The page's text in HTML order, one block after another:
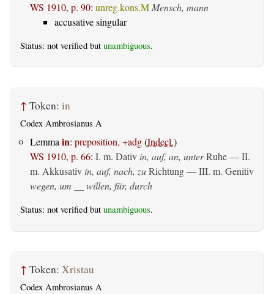
WS 1910, p. 90: unreg.kons.M Mensch, mann
accusative singular
Status: not verified but unambiguous.
↑ Token: in
Codex Ambrosianus A
Lemmain: preposition, +adg(Indecl.)
WS 1910, p. 66: I. m. Dativ in, auf, an, unterRuhe — II.
m. Akkusativ in, auf, nach, zuRichtung — III. m. Genitiv
wegen, um __ willen, für, durch
Status: not verified but unambiguous.
↑ Token: Xristau
Codex Ambrosianus A